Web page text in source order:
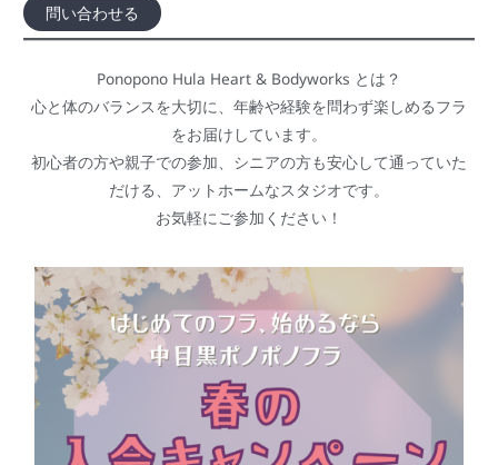
問い合わせる
Ponopono Hula Heart & Bodyworks とは？
心と体のバランスを大切に、年齢や経験を問わず楽しめるフラ
をお届けしています。
初心者の方や親子での参加、シニアの方も安心して通っていた
だける、アットホームなスタジオです。
お気軽にご参加ください！